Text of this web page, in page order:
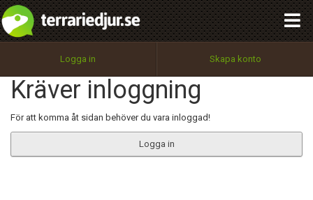
Logga in Skapa konto
Kräver inloggning
För att komma åt sidan behöver du vara inloggad!
Logga in
Utför
100%
OK
integritetspolicy
Namn:
Epost:
Begär nytt lösenord
Tillbaka till förstasidan